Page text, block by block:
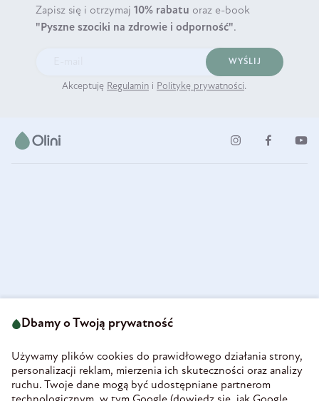
Zapisz się i otrzymaj 10% rabatu oraz e-book
"Pyszne szociki na zdrowie i odporność".
WYŚLIJ
Akceptuję Regulamin i Politykę prywatności.
58-160 Świebodzice
REGON 890213034
INFORMACJE
Dbamy o Twoją prywatność
Używamy plików cookies do prawidłowego działania strony,
personalizacji reklam, mierzenia ich skuteczności oraz analizy
ruchu. Twoje dane mogą być udostępniane partnerom